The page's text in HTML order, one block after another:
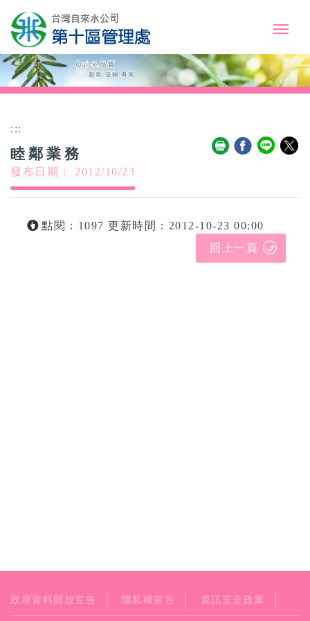
:::
睦鄰業務
發布日期： 2012/10/23
點閱：1097 更新時間：2012-10-23 00:00
回上一頁
政府資料開放宣告 隱私權宣告 資訊安全政策